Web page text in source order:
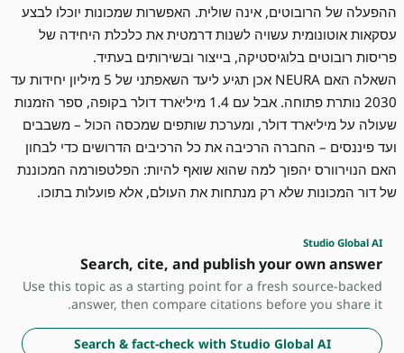
ההפעלה של הרובוטים, אינה שולית. האפשרות שמכונות יוכלו לבצע
עסקאות אוטונומית עשויה לשנות דרמטית את כלכלת היחידה של
פריסות רובוטים בלוגיסטיקה, בייצור ובשירותים בעתיד.
השאלה האם NEURA אכן תגיע ליעד השאפתני של 5 מיליון יחידות עד
2030 נותרת פתוחה. אבל עם 1.4 מיליארד דולר בקופה, ספר הזמנות
שעולה על מיליארד דולר, ומערכת שותפים שמכסה הכול – משבבים
ועד פיננסים – החברה הרכיבה את כל הרכיבים הדרושים כדי לבחון
האם הנוירוורס יהפוך למה שהוא שואף להיות: הפלטפורמה המכוננת
של דור המכונות שלא רק מנתחות את העולם, אלא פועלות בתוכו.
Studio Global AI
Search, cite, and publish your own answer
Use this topic as a starting point for a fresh source-backed
answer, then compare citations before you share it.
Search & fact-check with Studio Global AI